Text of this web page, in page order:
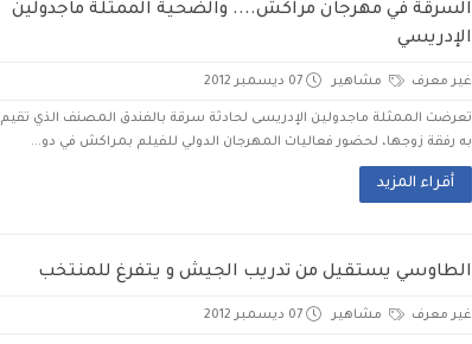
السرقة في مهرجان مراكش.... والضحية الممثلة ماجدولين
الإدريسي
غير معرف مشاهير 07 ديسمبر 2012
تعرضت الممثلة ماجدولين الإدريسى لحادثة سرقة بالفندق المصنف الذي تقيم
به رفقة زوجها، لحضور فعاليات المهرجان الدولي للفيلم بمراكش في دو...
أقراء المزيد
الطاوسي يستقيل من تدريب الجيش و يتفرغ للمنتخب
غير معرف مشاهير 07 ديسمبر 2012